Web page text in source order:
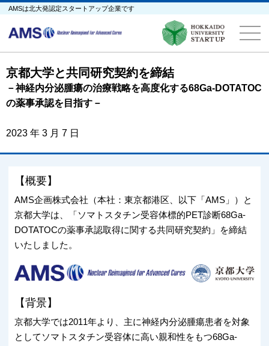
AMSは北大発認定スタートアップ企業です
京都大学と共同研究契約を締結
－神経内分泌腫瘍の治療戦略を高度化する68Ga-DOTATOC
の薬事承認を目指す－
2023 年 3 月 7 日
【概要】
AMS企画株式会社（本社：東京都港区、以下「AMS」）と
京都大学は、「ソマトスタチン受容体標的PET診断68Ga-
DOTATOCの薬事承認取得に関する共同研究契約」を締結
いたしました。
【背景】
京都大学では2011年より、主に神経内分泌腫瘍患者を対象
としてソマトスタチン受容体に高い親和性をもつ68Ga-